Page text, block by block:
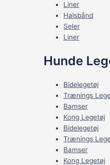
Liner
Halsbånd
Seler
Liner
Hunde
Bidelegetøj
Trænings
Bamser
Kong Legetøj
Bidelegetøj
Trænings
Bamser
Kong Legetøj